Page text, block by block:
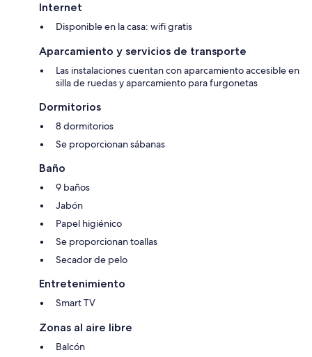
Internet
Disponible en la casa: wifi gratis
Aparcamiento y servicios de transporte
Las instalaciones cuentan con aparcamiento accesible en
silla de ruedas y aparcamiento para furgonetas
Dormitorios
8 dormitorios
Se proporcionan sábanas
Baño
9 baños
Jabón
Papel higiénico
Se proporcionan toallas
Secador de pelo
Entretenimiento
Smart TV
Zonas al aire libre
Balcón